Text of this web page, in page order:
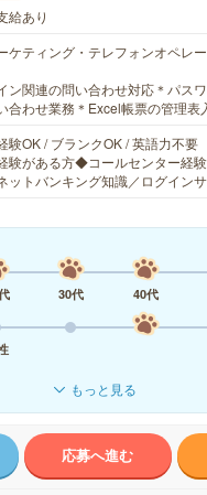
給あり
ケティング・テレフォンオペレ
ン関連の問い合わせ対応＊パス
合わせ業務＊Excel帳票の管理
験OK / ブランクOK / 英語力不要
験がある方◆コールセンター経
ットバンキング知識／ログイン
30代 40代
もっと見る
応募へ進む